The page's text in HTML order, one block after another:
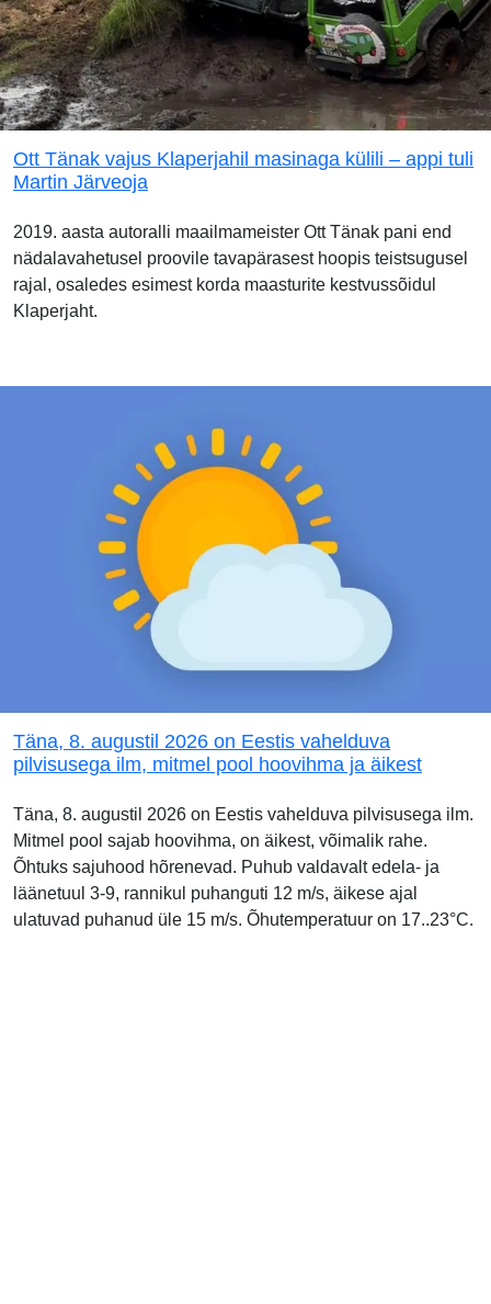
Ott Tänak vajus Klaperjahil masinaga külili – appi tuli
Martin Järveoja
2019. aasta autoralli maailmameister Ott Tänak pani end
nädalavahetusel proovile tavapärasest hoopis teistsugusel
rajal, osaledes esimest korda maasturite kestvussõidul
Klaperjaht.
Täna, 8. augustil 2026 on Eestis vahelduva
pilvisusega ilm, mitmel pool hoovihma ja äikest
Täna, 8. augustil 2026 on Eestis vahelduva pilvisusega ilm.
Mitmel pool sajab hoovihma, on äikest, võimalik rahe.
Õhtuks sajuhood hõrenevad. Puhub valdavalt edela- ja
läänetuul 3-9, rannikul puhanguti 12 m/s, äikese ajal
ulatuvad puhanud üle 15 m/s. Õhutemperatuur on 17..23°C.